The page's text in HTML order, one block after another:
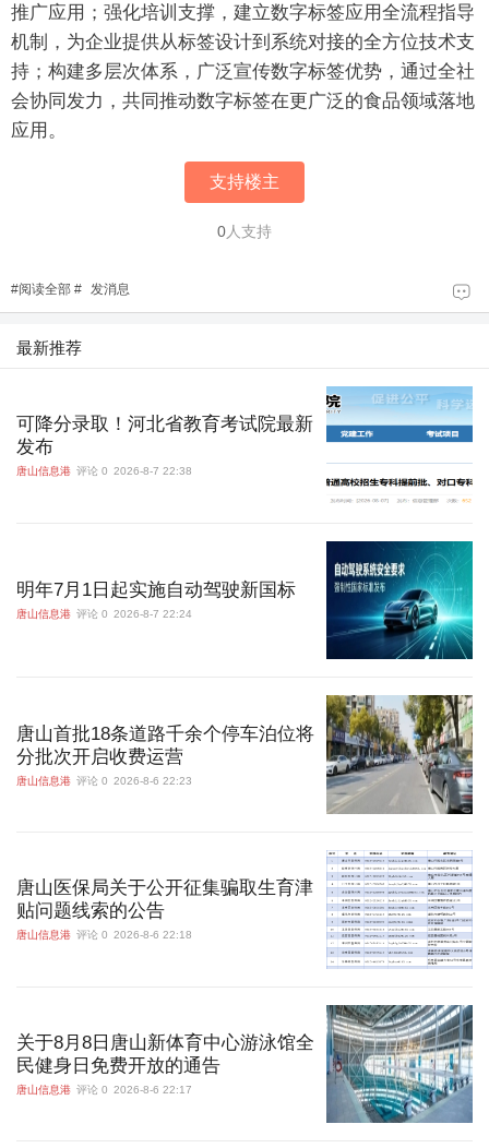
推广应用；强化培训支撑，建立数字标签应用全流程指导
机制，为企业提供从标签设计到系统对接的全方位技术支
持；构建多层次体系，广泛宣传数字标签优势，通过全社
会协同发力，共同推动数字标签在更广泛的食品领域落地
应用。
支持楼主
0人支持
#阅读全部 # 发消息
最新推荐
可降分录取！河北省教育考试院最新
发布
唐山信息港 评论 0 2026-8-7 22:38
明年7月1日起实施自动驾驶新国标
唐山信息港 评论 0 2026-8-7 22:24
唐山首批18条道路千余个停车泊位将
分批次开启收费运营
唐山信息港 评论 0 2026-8-6 22:23
唐山医保局关于公开征集骗取生育津
贴问题线索的公告
唐山信息港 评论 0 2026-8-6 22:18
关于8月8日唐山新体育中心游泳馆全
民健身日免费开放的通告
唐山信息港 评论 0 2026-8-6 22:17